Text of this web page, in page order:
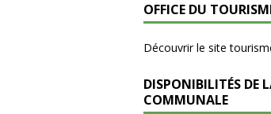
OFFICE DU
Découvrir le site
DISPONIBILITÉS DE
COMMUNALE